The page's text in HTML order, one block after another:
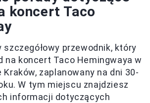
koncert Taco
przewodnik, który
na koncert Taco Hemingwaya w
Kraków, zaplanowany na dni 30-
W tym miejscu znajdziesz
informacji dotyczących